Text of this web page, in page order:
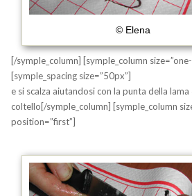
© Elena
[/symple_column] [symple_column
[symple_spacing size=”50px”]
e si scalza aiutandosi con la punta della lama
coltello[/symple_column] [symple_column
position=”first”]